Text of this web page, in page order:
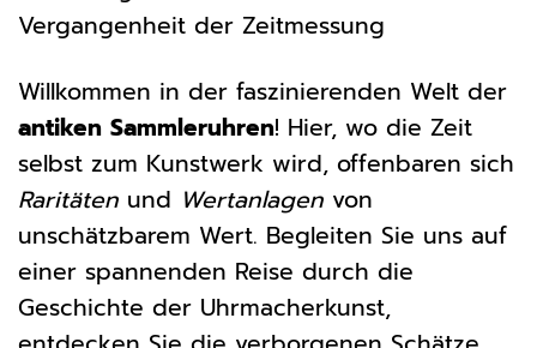
Vergangenheit der Zeitmessung
Willkommen in der faszinierenden Welt der
antiken Sammleruhren! Hier, wo die Zeit
selbst zum Kunstwerk wird, offenbaren sich
Raritäten und Wertanlagen von
unschätzbarem Wert. Begleiten Sie uns auf
einer spannenden Reise durch die
Geschichte der Uhrmacherkunst,